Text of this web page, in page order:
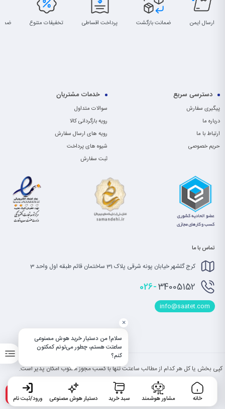
ارسال ایمن ضمانت بازگشت پرداخت اقساطی تخفیفات متنوع
دسترسی سریع
پیگیری سفارش
درباره ما
ارتباط با ما
حریم خصوصی
خدمات مشتریان
سوالات متداول
رویه بازگردانی کالا
رویه های ارسال سفارش
شیوه های پرداخت
ثبت سفارش
تماس با ما
کرج گلشهر خیابان پونه شرقی پلاک 31 ساختمان قائم طبقه اول واحد 3
026-34005152
info@saatet.com
کپی بخش یا کل هر کدام از مطالب ساعتت تنها با کسب مجوز مکتوب امکان پذیر است.
خانه مشاور هوشمند سبد خرید دستیار هوش مصنوعی
سلام! من دستیار خرید هوش مصنوعی
ساعتت هستم، چطور می‌تونم کمکتون
کنم؟
×
ورود/ثبت نام